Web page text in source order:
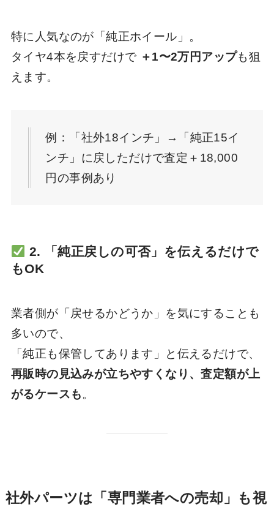
特に人気なのが「純正ホイール」。
タイヤ4本を戻すだけで ＋1〜2万円アップも狙
えます。
例：「社外18インチ」→「純正15イ
ンチ」に戻しただけで査定＋18,000
円の事例あり
2. 「純正戻しの可否」を伝えるだけで
もOK
業者側が「戻せるかどうか」を気にすることも
多いので、
「純正も保管してあります」と伝えるだけで、
再販時の見込みが立ちやすくなり、査定額が上
がるケースも。
社外パーツは「専門業者への売却」も視